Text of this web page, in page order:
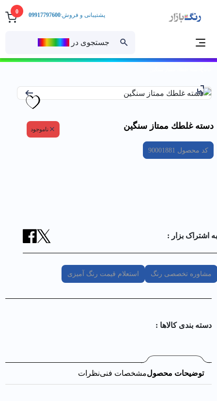
0
جستجوی در
پشتیبانی و فروش:09917797600
دسته غلطك ممتاز سنگين ناموجود
کد محصول 90001881
به اشتراک بزار :
مشاوره تخصصی رنگ استعلام قیمت رنگ آمیزی
دسته بندی کالا‌ها :
توضیحات محصولمشخصات فنینظرات